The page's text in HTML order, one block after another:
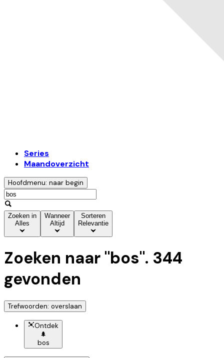
Series
Maandoverzicht
Hoofdmenu: naar begin
Zoeken in
Alles
Wanneer
Altijd
Sorteren
Relevantie
Zoeken naar "bos". 344
gevonden
Trefwoorden: overslaan
Ontdek
🌲
bos